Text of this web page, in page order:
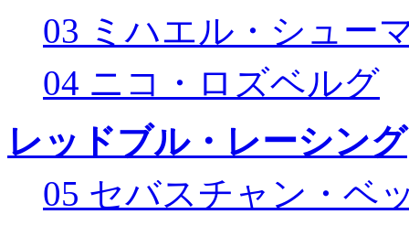
03 ミハエル・シュー
04 ニコ・ロズベルグ
レッドブル・レーシング
05 セバスチャン・ベ